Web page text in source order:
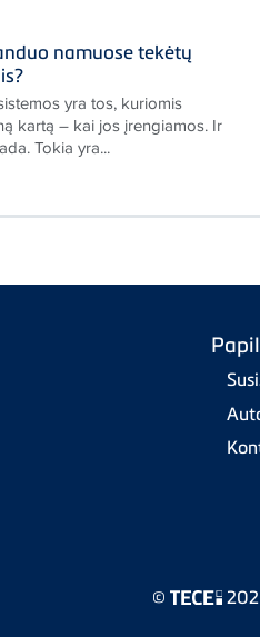
namuose tekėtų
yra tos, kuriomis
kartą – kai jos įrengiamos. Ir
Tokia yra...
©